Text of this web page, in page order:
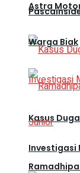
Kasus
Investigasi
Astra
Warga Biak